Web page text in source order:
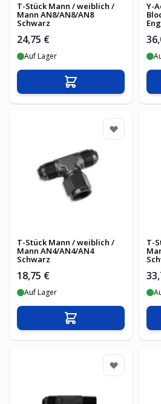
T-Stück Mann / weiblich /
Mann AN8/AN8/AN8
Schwarz
24,75 €
Auf Lager
In den Warenkorb
Y-
T-Stück Mann / weiblich /
Mann AN4/AN4/AN4
Schwarz
18,75 €
Auf Lager
In den Warenkorb
T-